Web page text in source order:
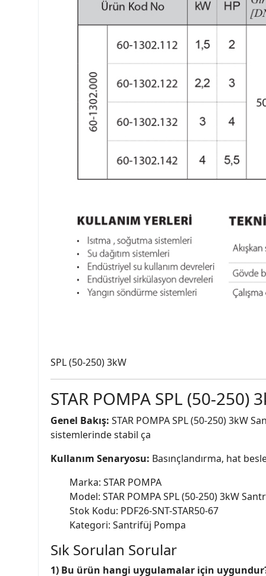
SPL (50-250) 3kW
STAR POMPA SPL (50-
Genel Bakış: STAR POMPA SPL (50-250) 3kW
sistemlerinde stabil ça
Kullanım Senaryosu: Basınçlandırma, hat
Marka: STAR POMPA
Model: STAR POMPA SPL (50-250) 3kW
Stok Kodu: PDF26-SNT-STAR50-67
Kategori: Santrifüj Pompa
Sık Sorulan Sorular
1) Bu ürün hangi uygulamalar için